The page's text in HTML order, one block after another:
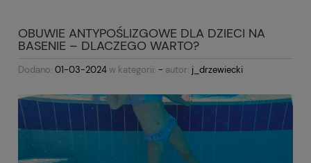
OBUWIE ANTYPOŚLIZGOWE DLA DZIECI NA
BASENIE – DLACZEGO WARTO?
Dodano: 01-03-2024w kategorii: - autor: j_drzewiecki